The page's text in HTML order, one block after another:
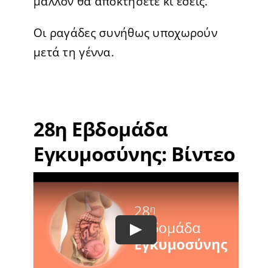
Οι ραγάδες συνήθως υποχωρούν
μετά τη γέννα.
28η Εβδομάδα
Εγκυμοσύνης: Βίντεο